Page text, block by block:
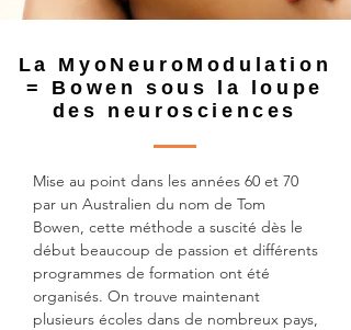
La MyoNeuroModulation
= Bowen sous la loupe
des neurosciences
Mise au point dans les années 60 et 70
par un Australien du nom de Tom
Bowen, cette méthode a suscité dès le
début beaucoup de passion et différents
programmes de formation ont été
organisés. On trouve maintenant
plusieurs écoles dans de nombreux pays,